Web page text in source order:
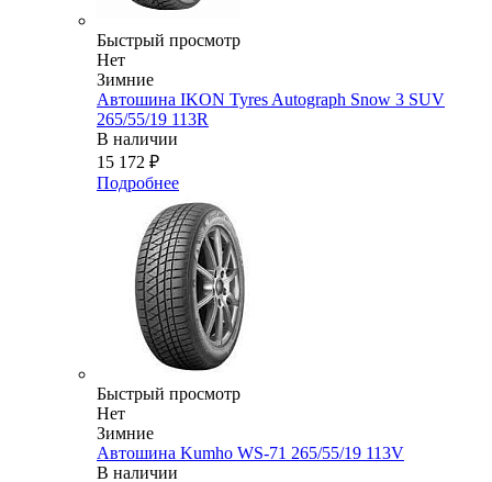
Быстрый просмотр
Нет
Зимние
Автошина IKON Tyres Autograph Snow 3 SUV
265/55/19 113R
В наличии
15 172 ₽
Подробнее
Быстрый просмотр
Нет
Зимние
Автошина Kumho WS-71 265/55/19 113V
В наличии